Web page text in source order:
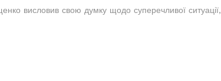
висловив свою думку щодо суперечливої ситуації,